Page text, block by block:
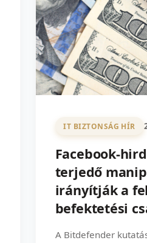
IT BIZTONSÁG HÍR
Facebook-
terjedő
irányítják a
befektetési
A Bitdefender